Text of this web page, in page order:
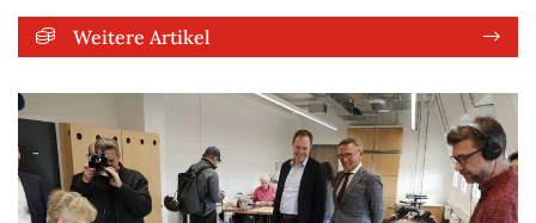
Weitere Artikel